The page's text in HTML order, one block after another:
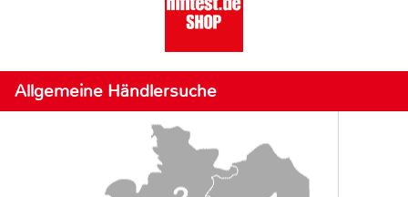
Allgemeine Händlersuche